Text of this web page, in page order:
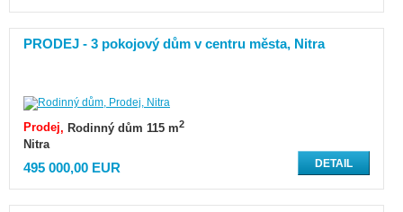
PRODEJ - 3 pokojový dům v centru města, Nitra
Prodej Rodinný dům 115 m2
Nitra
DETAIL
495 000,00 EUR